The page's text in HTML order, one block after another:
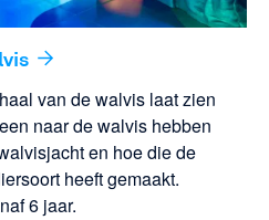
van de walvis laat zien
naar de walvis hebben
en hoe die de
heeft gemaakt.
6 jaar.